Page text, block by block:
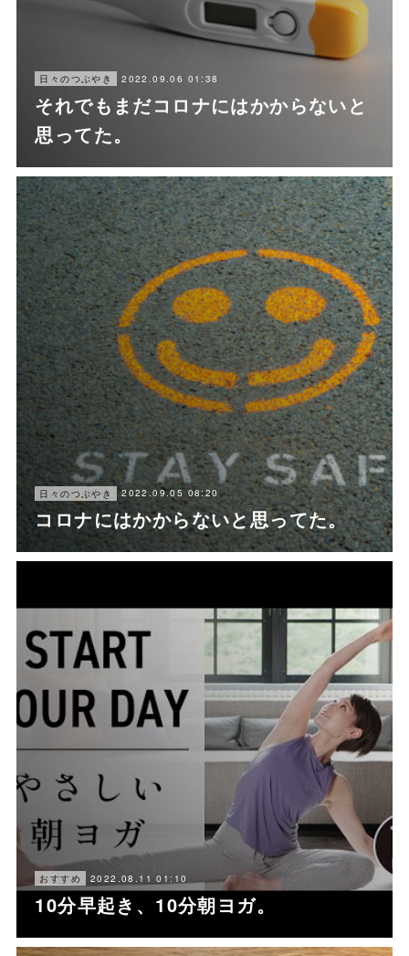
日々のつぶやき 2022.09.06 01:38
それでもまだコロナにはかからないと
思ってた。
日々のつぶやき 2022.09.05 08:20
コロナにはかからないと思ってた。
おすすめ 2022.08.11 01:10
10分早起き、10分朝ヨガ。